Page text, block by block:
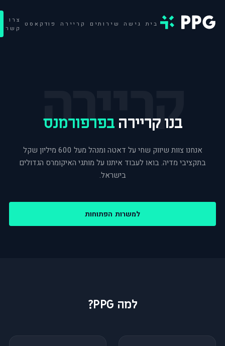
בית גישה שירותים קריירה פודקאסט
צרו
קשר
קריירה
בנו קריירה בפרפורמנס
אנחנו צוות שיווק שחי על דאטה ומנהל מעל 600 מיליון שקל
בתקציבי מדיה. בואו לעבוד איתנו על מותגי האיקומרס הגדולים
בישראל.
למשרות הפתוחות
למה PPG?